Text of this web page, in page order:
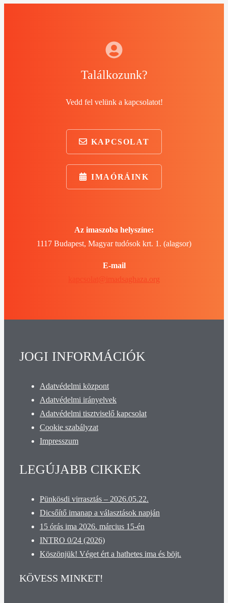
Találkozunk?
Vedd fel velünk a kapcsolatot!
KAPCSOLAT
IMAÓRÁINK
Az imaszoba helyszíne:
1117 Budapest, Magyar tudósok krt. 1. (alagsor)
E-mail
kapcsolat@imadsaghaza.org
JOGI INFORMÁCIÓK
Adatvédelmi központ
Adatvédelmi irányelvek
Adatvédelmi tisztviselő kapcsolat
Cookie szabályzat
Impresszum
LEGÚJABB CIKKEK
Pünkösdi virrasztás – 2026.05.22.
Dicsőítő imanap a választások napján
15 órás ima 2026. március 15-én
INTRO 0/24 (2026)
Köszönjük! Véget ért a hathetes ima és böjt.
KÖVESS MINKET!